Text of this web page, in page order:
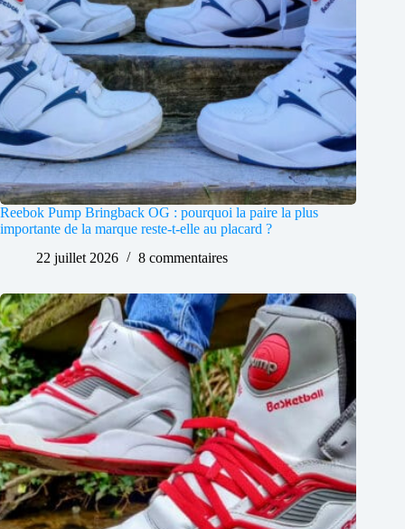
Reebok Pump Bringback OG : pourquoi la paire la plus
importante de la marque reste-t-elle au placard ?
22 juillet 2026
8 commentaires